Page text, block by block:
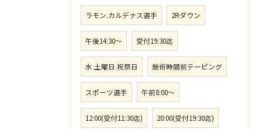
ラモン.カルデナス選手 2Rダウン
午後14:30〜 受付19:30迄
水.土曜日.祝祭日 施術時間前テーピング
スポーツ選手 午前8:00〜
12:00(受付11:30迄) 20:00(受付19:30迄)